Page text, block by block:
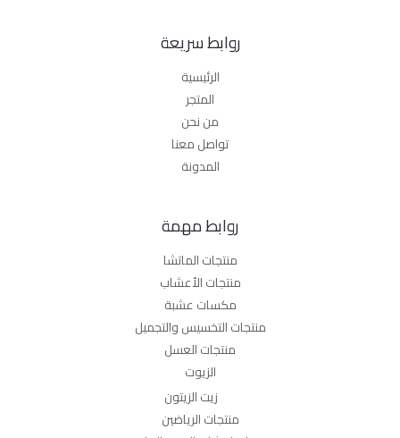
روابط سريعة
الرئيسية
المتجر
من نحن
تواصل معنا
المدونة
روابط مهمة
منتجات الماتشا
منتجات الأعشاب
مكسات عشبة
منتجات التخسيس والتجميل
منتجات العسل
الزيوت
زيت الزيتون
منتجات الرياضين